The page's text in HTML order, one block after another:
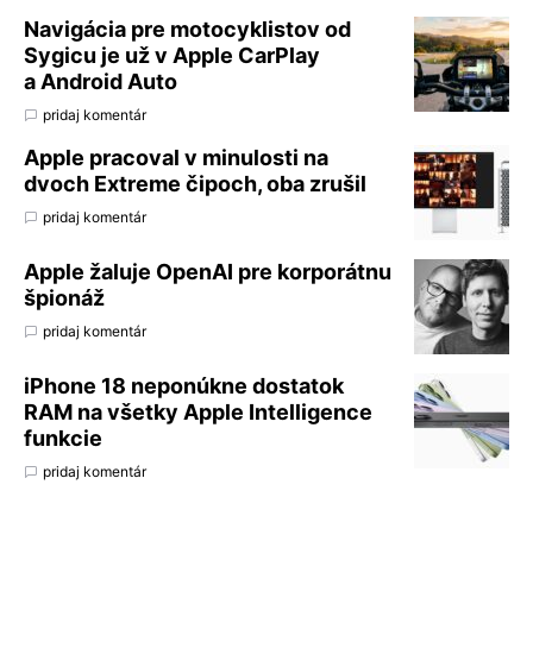
Navigácia pre motocyklistov od
Sygicu je už v Apple CarPlay
a Android Auto
pridaj komentár
Apple pracoval v minulosti na
dvoch Extreme čipoch, oba zrušil
pridaj komentár
Apple žaluje OpenAI pre korporátnu
špionáž
pridaj komentár
iPhone 18 neponúkne dostatok
RAM na všetky Apple Intelligence
funkcie
pridaj komentár